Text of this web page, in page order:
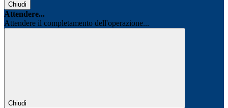
Chiudi
Attendere...
Attendere il completamento dell'operazione...
Chiudi